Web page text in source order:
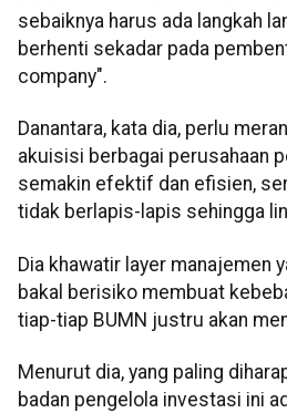
sebaiknya harus ada langkah
berhenti sekadar pada
company".
Danantara, kata dia, perlu
akuisisi berbagai perusahaan
semakin efektif dan efisien,
tidak berlapis-lapis sehingga
Dia khawatir layer manajemen
bakal berisiko membuat
tiap-tiap BUMN justru akan
Menurut dia, yang paling
badan pengelola investasi ini